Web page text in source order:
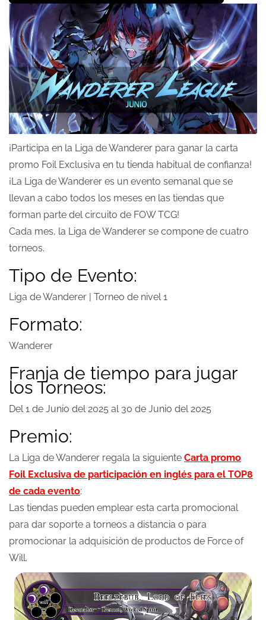
¡Participa en la Liga de Wanderer para ganar la carta
promo Foil Exclusiva en tu tienda habitual de confianza!
¡La Liga de Wanderer es un evento semanal que se
llevan a cabo todos los meses en las tiendas que
forman parte del circuito de FOW TCG!
Cada mes, la Liga de Wanderer se compone de cuatro
torneos.
Tipo de Evento:
Liga de Wanderer | Torneo de nivel 1
Formato:
Wanderer
Franja de tiempo para jugar
los Torneos:
Del 1 de Junio del 2025 al 30 de Junio del 2025
Premio:
La Liga de Wanderer regala la siguiente Carta promo
Foil Exclusiva de participación en inglés para el TOP8
de cada evento:
Las tiendas pueden emplear esta carta promocional
para dar soporte a torneos a distancia o para
promocionar la adquisición de productos de Force of
Will.